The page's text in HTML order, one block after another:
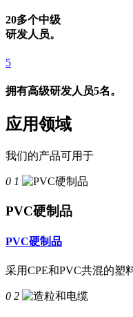
20多个中级
研发人员。
5
拥有高级研发人员5名。
应用领域
我们的产品可用于
0 1
PVC硬制品
PVC硬制品
采用CPE和PVC共混的塑
0 2